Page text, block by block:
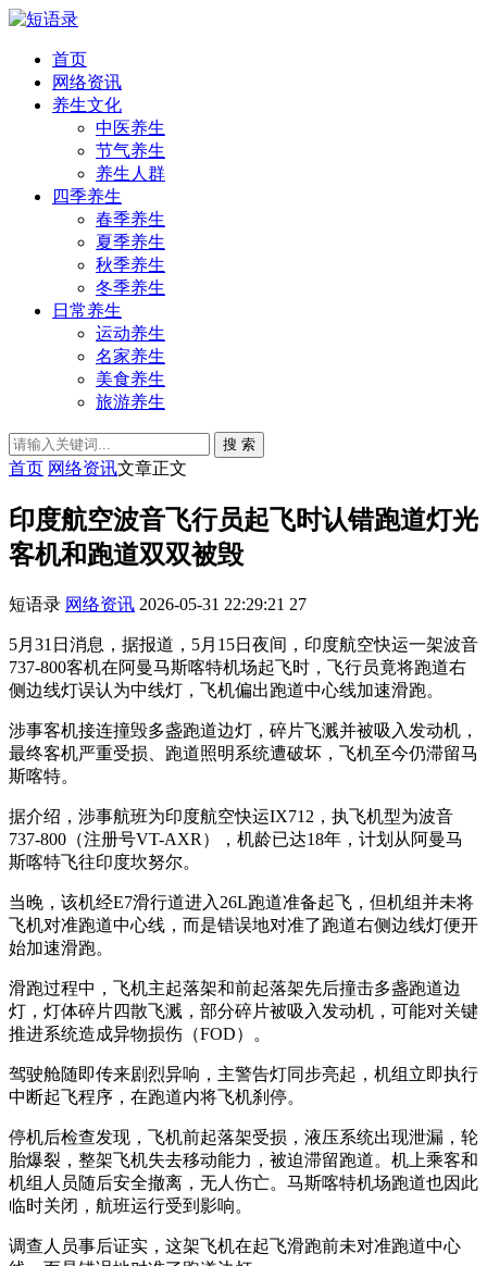
首页
网络资讯
养生文化
中医养生
节气养生
养生人群
四季养生
春季养生
夏季养生
秋季养生
冬季养生
日常养生
运动养生
名家养生
美食养生
旅游养生
搜 索
首页 网络资讯文章正文
印度航空波音飞行员起飞时认错跑道灯光
客机和跑道双双被毁
短语录 网络资讯 2026-05-31 22:29:21 27
5月31日消息，据报道，5月15日夜间，印度航空快运一架波音
737-800客机在阿曼马斯喀特机场起飞时，飞行员竟将跑道右
侧边线灯误认为中线灯，飞机偏出跑道中心线加速滑跑。
涉事客机接连撞毁多盏跑道边灯，碎片飞溅并被吸入发动机，
最终客机严重受损、跑道照明系统遭破坏，飞机至今仍滞留马
斯喀特。
据介绍，涉事航班为印度航空快运IX712，执飞机型为波音
737-800（注册号VT-AXR），机龄已达18年，计划从阿曼马
斯喀特飞往印度坎努尔。
当晚，该机经E7滑行道进入26L跑道准备起飞，但机组并未将
飞机对准跑道中心线，而是错误地对准了跑道右侧边线灯便开
始加速滑跑。
滑跑过程中，飞机主起落架和前起落架先后撞击多盏跑道边
灯，灯体碎片四散飞溅，部分碎片被吸入发动机，可能对关键
推进系统造成异物损伤（FOD）。
驾驶舱随即传来剧烈异响，主警告灯同步亮起，机组立即执行
中断起飞程序，在跑道内将飞机刹停。
停机后检查发现，飞机前起落架受损，液压系统出现泄漏，轮
胎爆裂，整架飞机失去移动能力，被迫滞留跑道。机上乘客和
机组人员随后安全撤离，无人伤亡。马斯喀特机场跑道也因此
临时关闭，航班运行受到影响。
调查人员事后证实，这架飞机在起飞滑跑前未对准跑道中心